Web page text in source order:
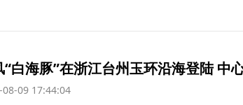
“白海豚”在浙江台州玉环沿海登陆 中
08-09 17:44:04